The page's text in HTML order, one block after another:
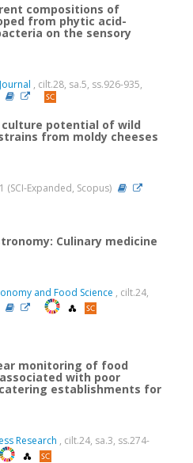
compositions of
from phytic acid-
on the sensory
, cilt.28, sa.5, ss.926-935,
potential of wild
from moldy cheeses
(SCI-Expanded, Scopus)
Culinary medicine
and Food Science , cilt.24,
monitoring of food
with poor
establishments for
Research , cilt.24, sa.3, ss.274-